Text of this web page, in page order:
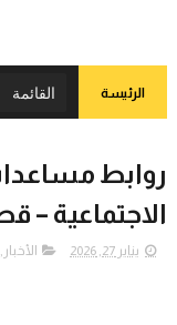
الرئيسة
روابط
الاجتماعية –
يناير 27, 2026 الأخبار ,